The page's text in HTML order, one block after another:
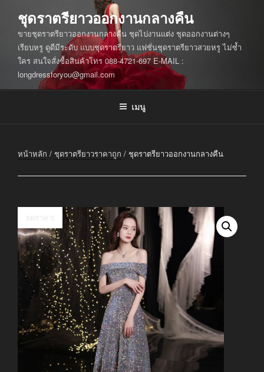
บทความ
ชุดราตรียาวออกงานกลางคืน
ขายชุดราตรียาวออกงานกลางคืน ชุดไปงานแต่ง ชุดออกงานต่างๆ
เรียบหรู ดูดีมีระดับ แบบชุดราตรียาว แฟชั่นชุดราตรียาวสวยหรู ไม่ซ้ำ
ใคร สนใจสั่งซื้อสินค้าโทร 088-4721-697 E-MAIL :
longdressforyou@gmail.com
เมนู
หน้าหลัก / ชุดราตรียาวราคาถูก / ชุดราตรียาวออกงานกลางคืน